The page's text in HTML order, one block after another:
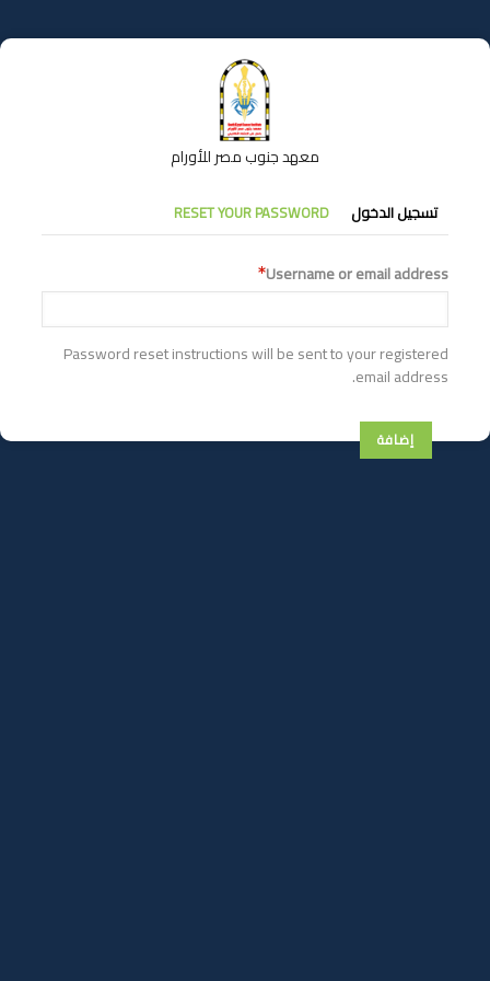
إلى
المحتوى
معهد جنوب مصر للأورام
التبويبات
الأساسية
تسجيل الدخول RESET YOUR PASSWORD
Username or email address
Password reset instructions will be sent to your registered
email address.